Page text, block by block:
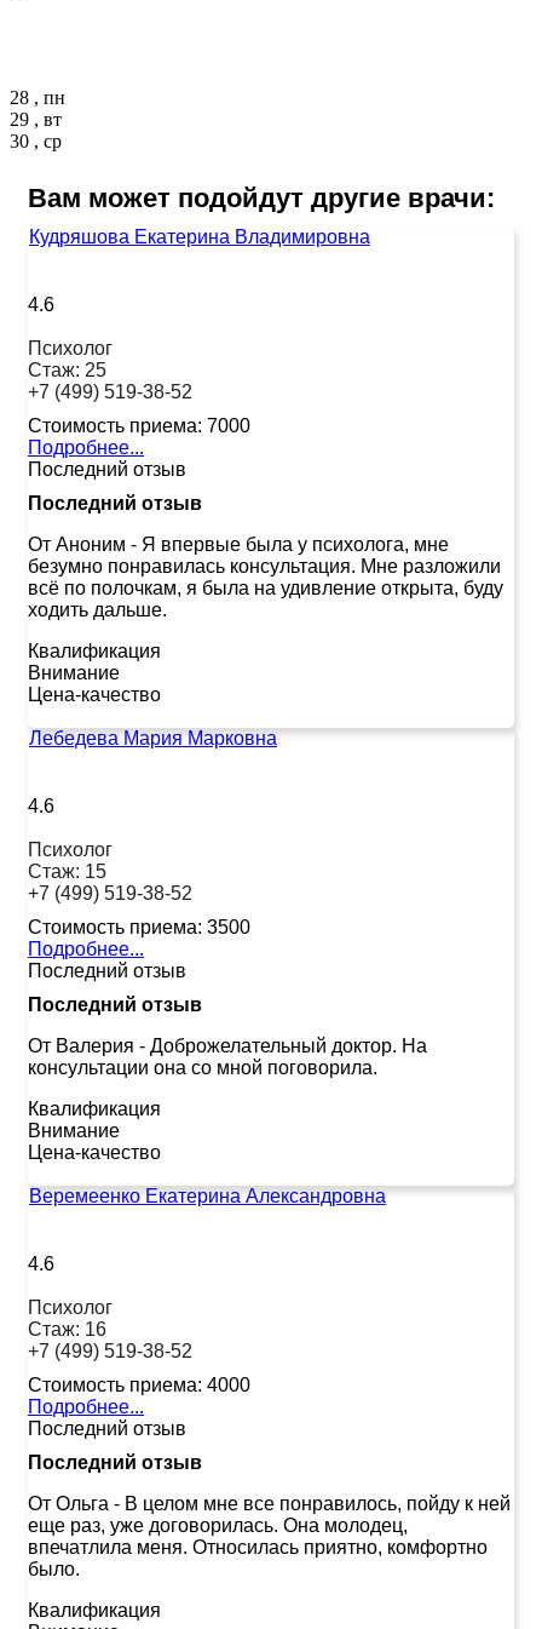
28 , пн
29 , вт
30 , ср
Вам может подойдут другие врачи:
Кудряшова Екатерина Владимировна
4.6
Психолог
Стаж: 25
+7 (499) 519-38-52
Стоимость приема: 7000
Подробнее...
Последний отзыв
Последний отзыв
От Аноним - Я впервые была у психолога, мне
безумно понравилась консультация. Мне разложили
всё по полочкам, я была на удивление открыта, буду
ходить дальше.
Квалификация
Внимание
Цена-качество
Лебедева Мария Марковна
4.6
Психолог
Стаж: 15
+7 (499) 519-38-52
Стоимость приема: 3500
Подробнее...
Последний отзыв
Последний отзыв
От Валерия - Доброжелательный доктор. На
консультации она со мной поговорила.
Квалификация
Внимание
Цена-качество
Веремеенко Екатерина Александровна
4.6
Психолог
Стаж: 16
+7 (499) 519-38-52
Стоимость приема: 4000
Подробнее...
Последний отзыв
Последний отзыв
От Ольга - В целом мне все понравилось, пойду к ней
еще раз, уже договорилась. Она молодец,
впечатлила меня. Относилась приятно, комфортно
было.
Квалификация